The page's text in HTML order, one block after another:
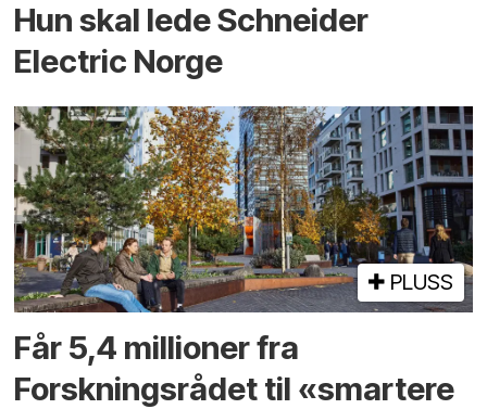
Hun skal lede Schneider
Electric Norge
PLUSS
Får 5,4 millioner fra
Forskningsrådet til «smartere